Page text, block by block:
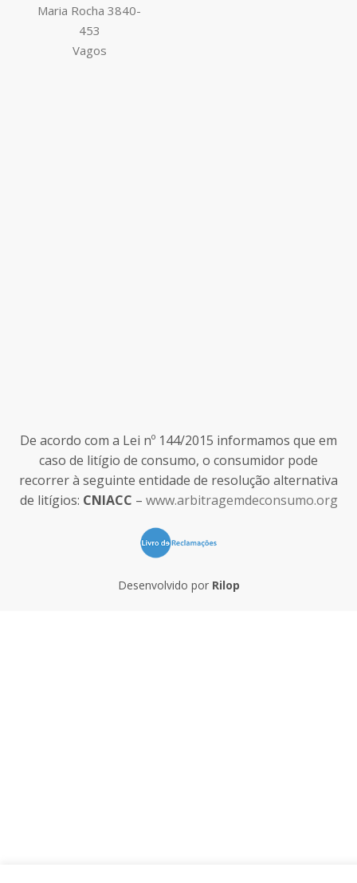
Maria Rocha 3840-
453
Vagos
De acordo com a Lei nº 144/2015 informamos que em
caso de litígio de consumo, o consumidor pode
recorrer à seguinte entidade de resolução alternativa
de litígios: CNIACC – www.arbitragemdeconsumo.org
Desenvolvido por Rilop